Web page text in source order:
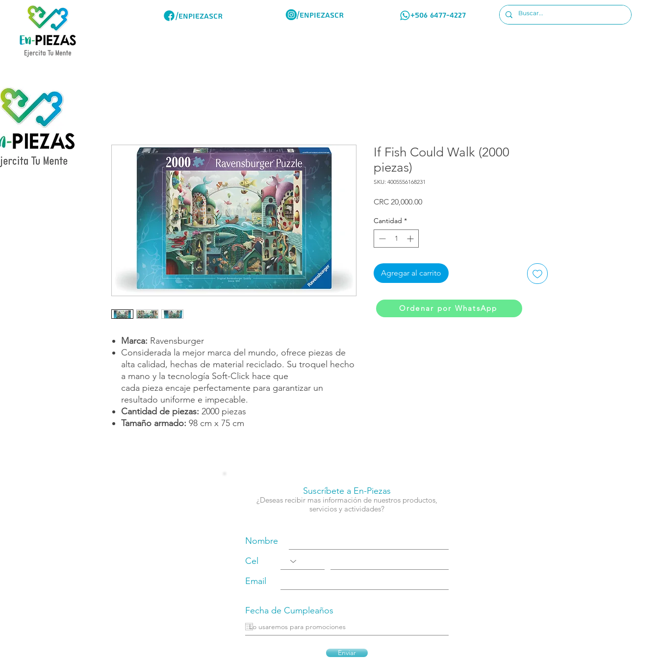
/ENPIEZASCR /ENPIEZASCR +506 6477-4227
Marca: Ravensburger
Considerada la mejor marca del mundo, ofrece piezas de
alta calidad, hechas de material reciclado. Su troquel hecho
a mano y la tecnología Soft-Click hace que
cada pieza encaje perfectamente para garantizar un
resultado uniforme e impecable.
Cantidad de piezas: 2000 piezas
Tamaño armado: 98 cm x 75 cm
If Fish Could Walk (2000
piezas)
SKU: 4005556168231
CRC 20,000.00Precio
Cantidad *
Agregar al carrito
Ordenar por WhatsApp
Suscríbete a En-Piezas
¿Deseas recibir mas información de nuestros productos,
servicios y actividades?
Nombre
Cel
Email
Enviar
Fecha de Cumpleaños